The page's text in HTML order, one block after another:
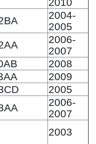
2004-
2005
2006-
2007
2008
2009
2005
2006-
2007
2003